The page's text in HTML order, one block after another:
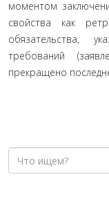
моментом
свойства как
обязательства,
требований
прекращено